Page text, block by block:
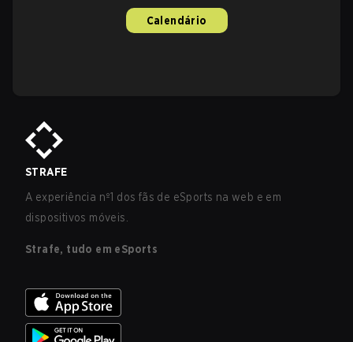
Calendário
STRAFE
A experiência nº1 dos fãs de eSports na web e em
dispositivos móveis.
Strafe, tudo em eSports